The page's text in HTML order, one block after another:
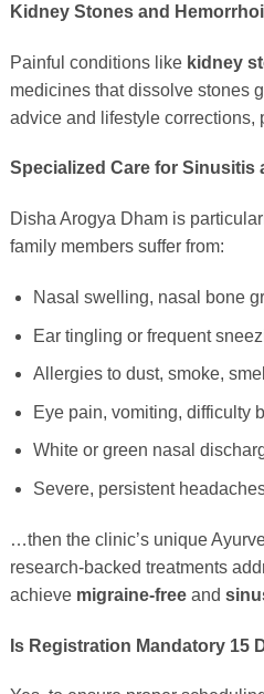
Kidney Stones and
Painful conditions like kidney
medicines that dissolve stones
advice and lifestyle corrections,
Specialized Care for Sinusitis
Disha Arogya Dham is
family members suffer from:
Nasal swelling, nasal bone
Ear tingling or frequent
Allergies to dust, smoke,
Eye pain, vomiting, difficulty
White or green nasal
Severe, persistent
…then the clinic’s unique
research-backed treatments
achieve migraine-free and
Is Registration Mandatory 15